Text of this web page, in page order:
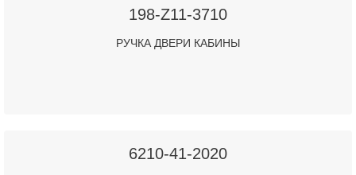
198-Z11-3710
РУЧКА ДВЕРИ КАБИНЫ
6210-41-2020